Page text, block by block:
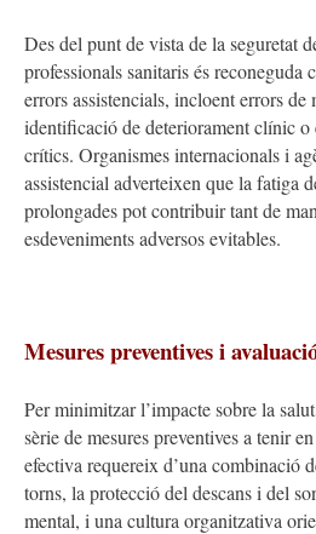
Des del punt de vista de la seguretat
professionals sanitaris és reconeguda
errors assistencials, incloent errors
identificació de deteriorament clínic o
crítics. Organismes internacionals i
assistencial adverteixen que la fatiga
prolongades pot contribuir tant de
esdeveniments adversos evitables.
Mesures preventives i
Per minimitzar l’impacte sobre la
sèriedemesures preventives a tenir
efectiva requereix d’una combinació
torns, la protecció del descans i del
mental, i una cultura organitzativa